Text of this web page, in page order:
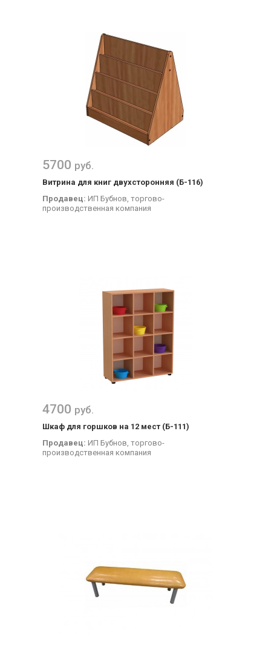
5700 руб.
Витрина для книг двухсторонняя (Б-116)
Продавец: ИП Бубнов, торгово-
производственная компания
4700 руб.
Шкаф для горшков на 12 мест (Б-111)
Продавец: ИП Бубнов, торгово-
производственная компания